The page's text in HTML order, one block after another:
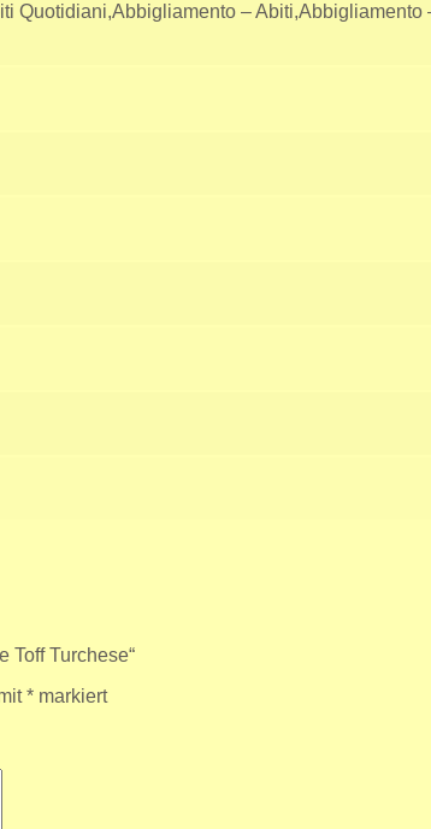
Quotidiani,Abbigliamento –
Toff Turchese“
* markiert